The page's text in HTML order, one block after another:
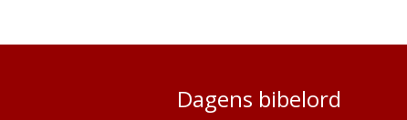
Dagens bibelord